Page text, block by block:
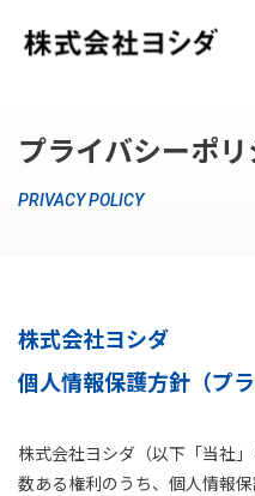
ン
プ
プライバシーポ
PRIVACY POLICY
株式会社ヨシダ
個人情報保護方針（プ
株式会社ヨシダ（以下「当社
数ある権利のうち、個人情報